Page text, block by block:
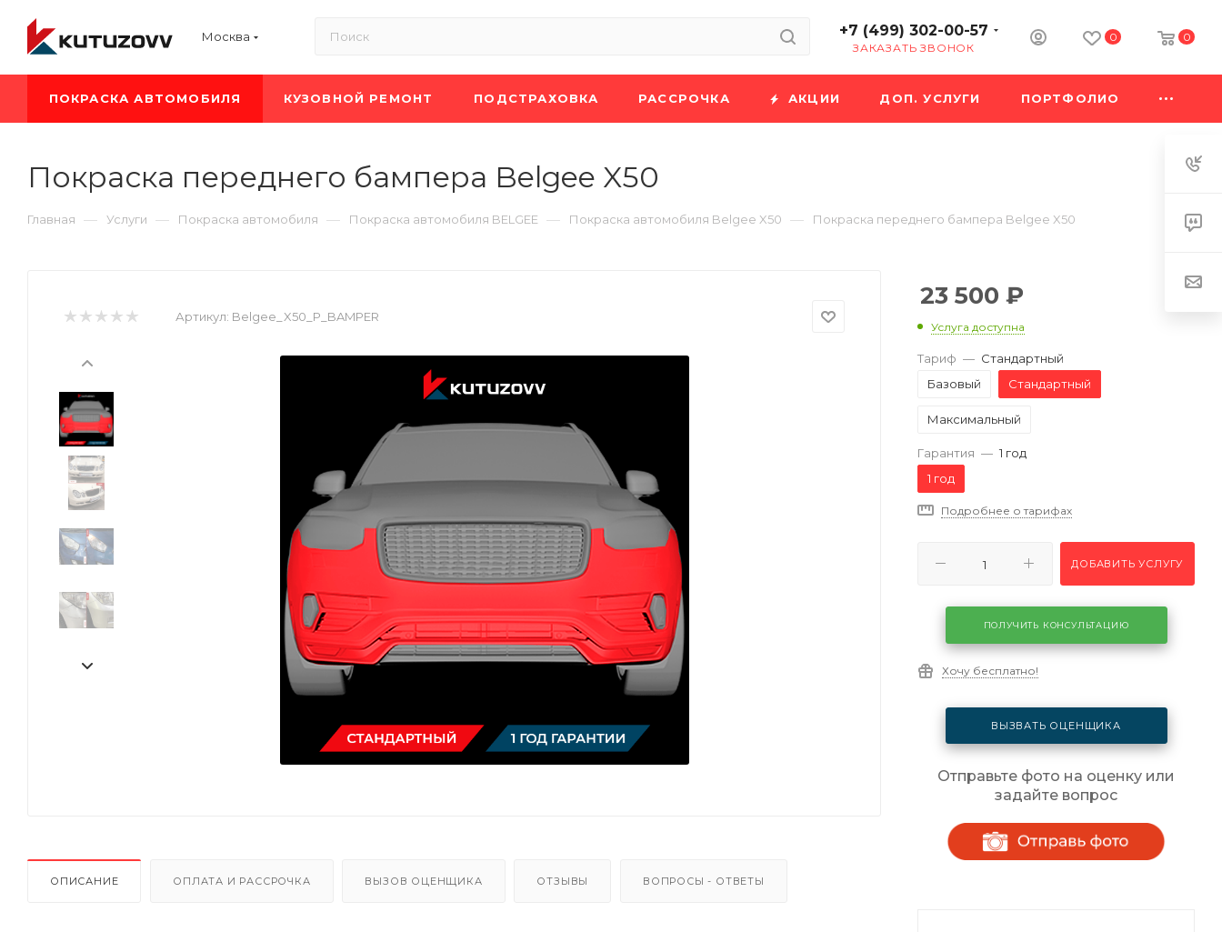
Москва +7 (499) 302-00-57
ЗАКАЗАТЬ ЗВОНОК
0 0
ПОКРАСКА АВТОМОБИЛЯ КУЗОВНОЙ РЕМОНТ ПОДСТРАХОВКА РАССРОЧКА АКЦИИ ДОП. УСЛУГИ ПОРТФОЛИО
Покраска переднего бампера Belgee X50
Главная — Услуги — Покраска автомобиля — Покраска автомобиля BELGEE — Покраска автомобиля Belgee X50 — Покраска переднего бампера Belgee X50
Артикул: Belgee_X50_P_BAMPER
ОПИСАНИЕ ОПЛАТА И РАССРОЧКА ВЫЗОВ ОЦЕНЩИКА ОТЗЫВЫ ВОПРОСЫ - ОТВЕТЫ
23 500 ₽
Услуга доступна
Тариф — Стандартный
Базовый
Стандартный
Максимальный
Гарантия — 1 год
1 год
Подробнее о тарифах
ДОБАВИТЬ УСЛУГУ
ПОЛУЧИТЬ КОНСУЛЬТАЦИЮ
Хочу бесплатно!
ВЫЗВАТЬ ОЦЕНЩИКА
Отправьте фото на оценку или
задайте вопрос